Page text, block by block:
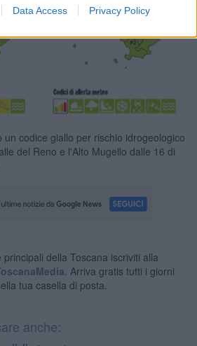
Data Access Privacy Policy
codice giallo per rischio idrogeologico
del Reno e l'Alto Mugello dalle 16 di
della Toscana iscriviti alla
Arriva gratis tutti i giorni
tua casella di posta.
anche: